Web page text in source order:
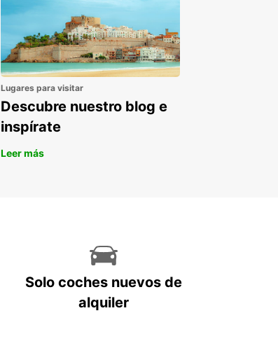
Lugares para visitar
Descubre nuestro blog e
inspírate
Leer más
Solo coches nuevos de
alquiler